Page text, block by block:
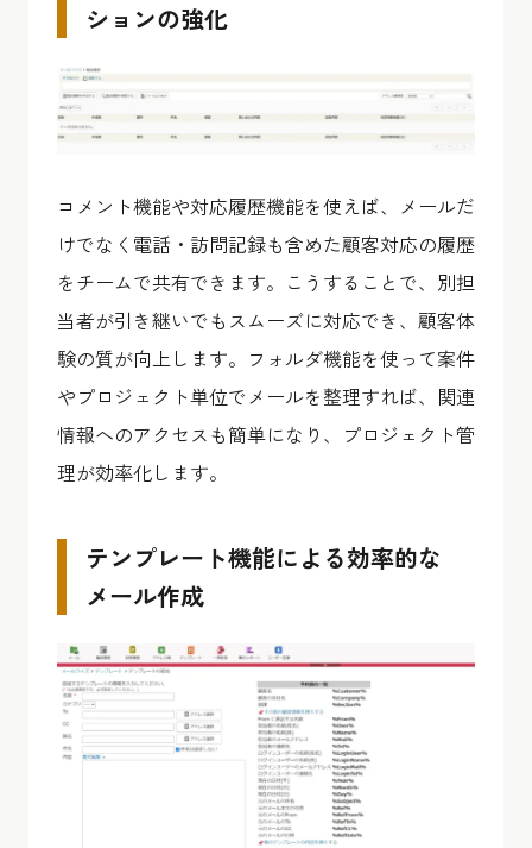
ションの強化
コメント機能や対応履歴機能を使えば、メールだ
けでなく電話・訪問記録も含めた顧客対応の履歴
をチームで共有できます。こうすることで、別担
当者が引き継いでもスムーズに対応でき、顧客体
験の質が向上します。フォルダ機能を使って案件
やプロジェクト単位でメールを整理すれば、関連
情報へのアクセスも簡単になり、プロジェクト管
理が効率化します。
テンプレート機能による効率的な
メール作成